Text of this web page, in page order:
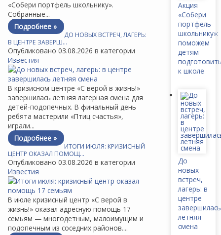
«Собери портфель школьнику».
Собранные...
Подробнее »
ДО НОВЫХ ВСТРЕЧ, ЛАГЕРЬ:
В ЦЕНТРЕ ЗАВЕРШ…
Опубликовано 03.08.2026 в категории
Известия
В кризисном центре «С верой в жизнь!»
завершилась летняя лагерная смена для
детей-подопечных. В финальный день
ребята мастерили «Птиц счастья»,
играли...
Подробнее »
ИТОГИ ИЮЛЯ: КРИЗИСНЫЙ
ЦЕНТР ОКАЗАЛ ПОМОЩ…
Опубликовано 03.08.2026 в категории
Известия
В июле кризисный центр «С верой в
жизнь!» оказал адресную помощь 17
семьям — многодетным, малоимущим и
подопечным из соседних районов....
Акция
«Собери
портфель
школьнику»:
поможем
детям
к школе
До
новых
встреч,
лагерь: в
центре
завершилась
летняя
смена